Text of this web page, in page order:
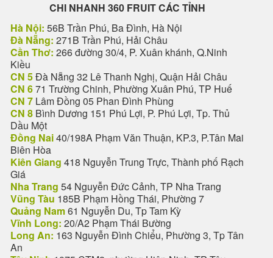
CHI NHANH 360 FRUIT CÁC TỈNH
Hà Nội: 56B Trần Phú, Ba Đình, Hà Nội
Đà Nẵng: 271B Trần Phú, Hải Châu
Cần Thơ: 266 đường 30/4, P. Xuân khánh, Q.Ninh
Kiều
CN 5Đà Nẵng 32 Lê Thanh Nghị, Quận Hải Châu
CN 671 Trường Chinh, Phường Xuân Phú, TP Huế
CN 7 Lâm Đồng 05 Phan Đình Phùng
CN 8 Bình Dương 151 Phú Lợi, P. Phú Lợi, Tp. Thủ
Dầu Một
Đồng Nai40/198A Phạm Văn Thuận, KP.3, P.Tân Mai
Biên Hòa
Kiên Giang 418 Nguyễn Trung Trực, Thành phố Rạch
Giá
Nha Trang 54 Nguyễn Đức Cảnh, TP Nha Trang
Vũng Tàu 185B Phạm Hồng Thái, Phường 7
Quảng Nam61 Nguyễn Du, Tp Tam Kỳ
Vĩnh Long: 20/A2 Phạm Thái Bường
Long An: 163 Nguyễn Đình Chiểu, Phường 3, Tp Tân
An